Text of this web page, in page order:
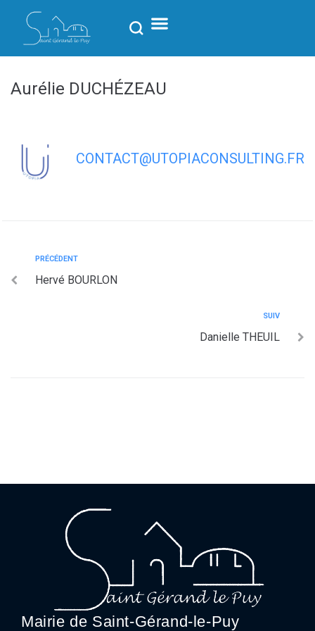
principal
Aurélie DUCHÉZEAU
CONTACT@UTOPIACONSULTING.FR
PRÉCÉDENT
Hervé BOURLON
SUIV
Danielle THEUIL
Mairie de Saint-Gérand-le-Puy